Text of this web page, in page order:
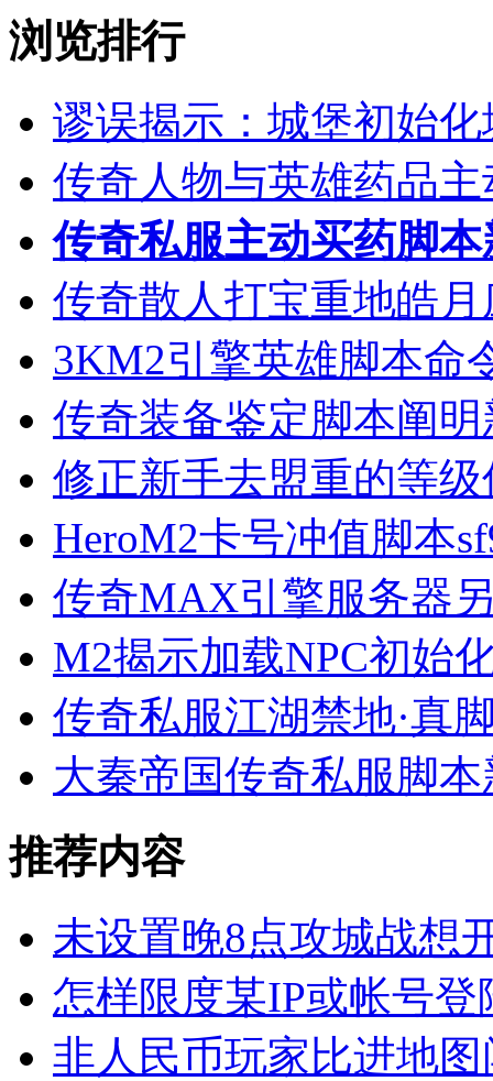
浏览排行
谬误揭示：城堡初始
传奇人物与英雄药品
传奇私服主动买药脚
传奇散人打宝重地皓月
3KM2引擎英雄脚本命
传奇装备鉴定脚本阐
修正新手去盟重的等
HeroM2卡号冲值脚本
传奇MAX引擎服务器
M2揭示加载NPC初始
传奇私服江湖禁地·真
大秦帝国传奇私服脚
推荐内容
未设置晚8点攻城战想
怎样限度某IP或帐号登
非人民币玩家比进地